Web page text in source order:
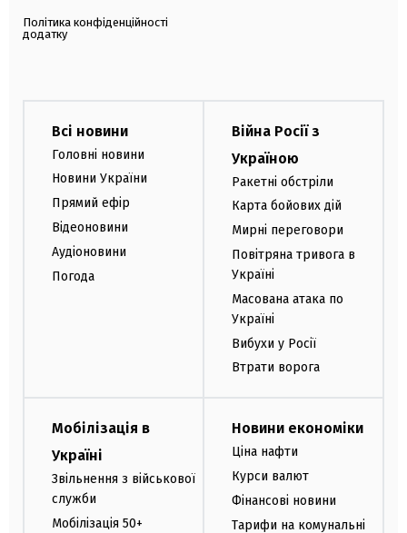
Політика конфіденційності
додатку
Всі новини
Головні новини
Новини України
Прямий ефір
Відеоновини
Аудіоновини
Погода
Війна Росії з
Україною
Ракетні обстріли
Карта бойових дій
Мирні переговори
Повітряна тривога в
Україні
Масована атака по
Україні
Вибухи у Росії
Втрати ворога
Мобілізація в
Україні
Звільнення з військової
служби
Мобілізація 50+
Новини економіки
Ціна нафти
Курси валют
Фінансові новини
Тарифи на комунальні